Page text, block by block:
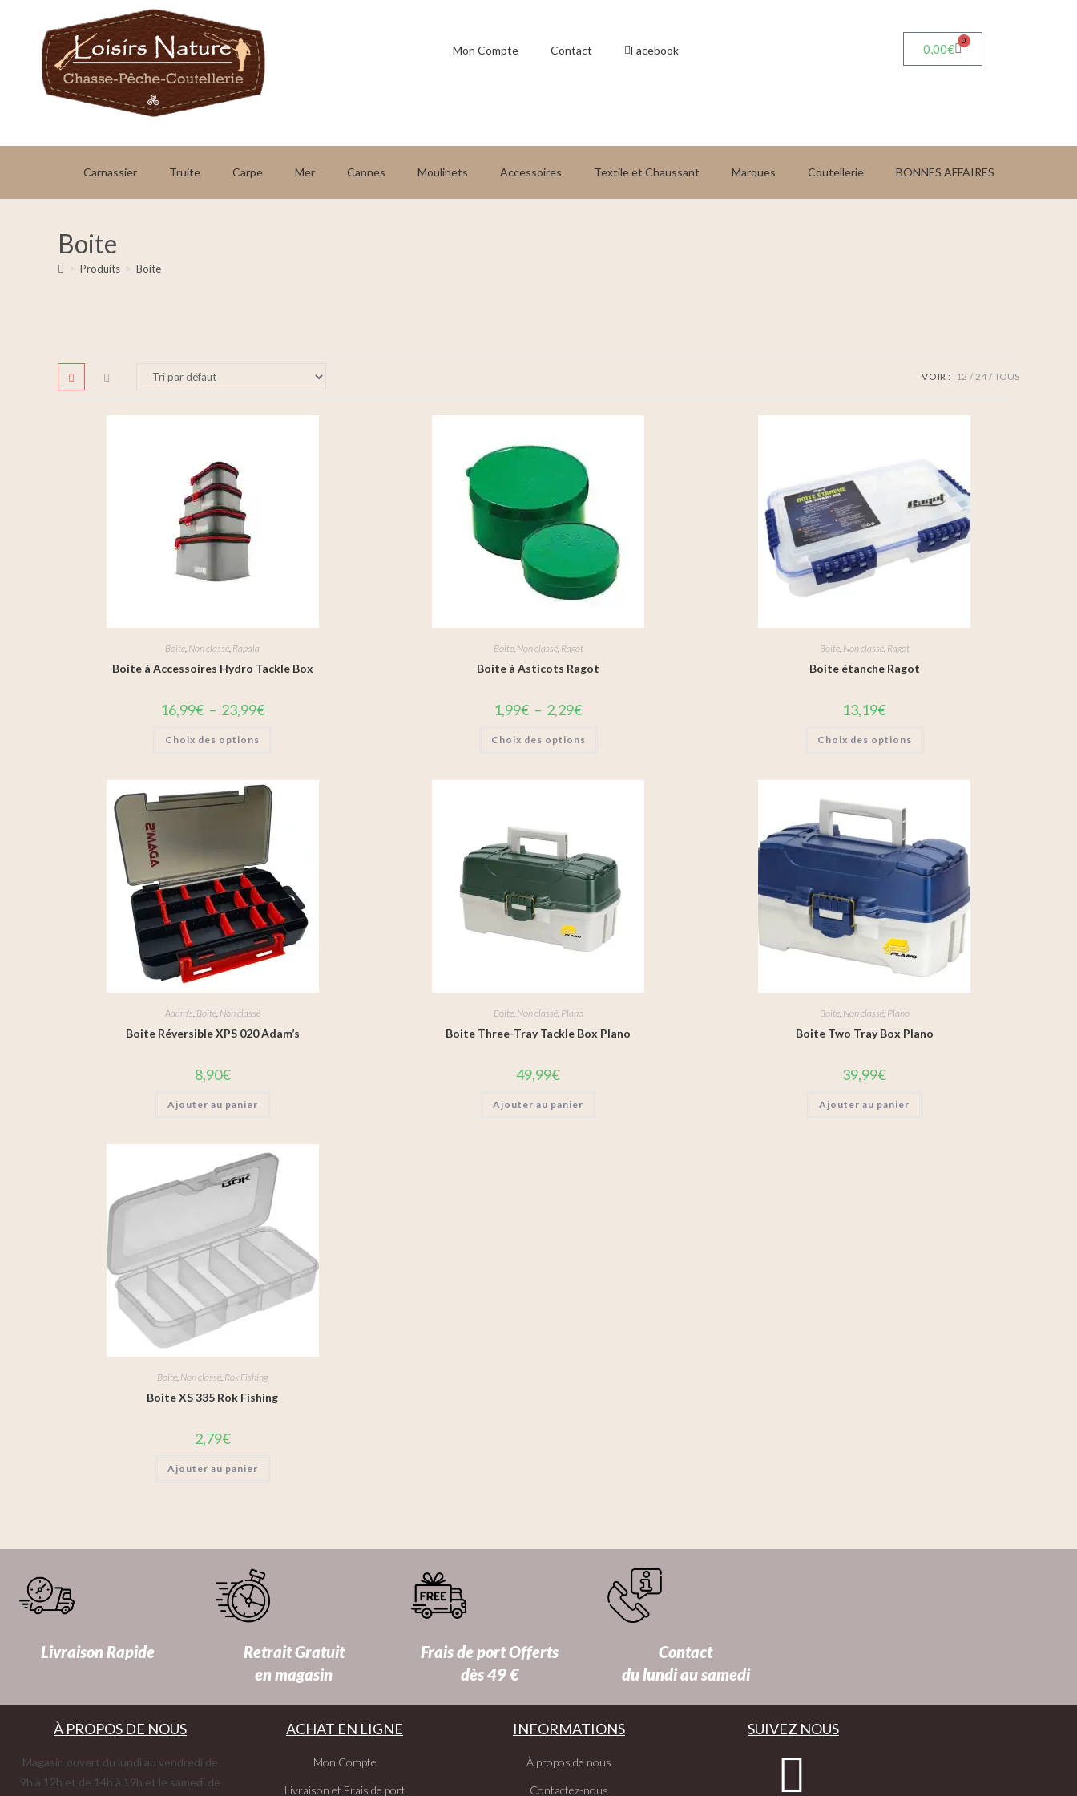
Mon Compte Contact Facebook 0,00€
0
Carnassier Truite Carpe Mer Cannes Moulinets Accessoires Textile et Chaussant Marques Coutellerie BONNES AFFAIRES
Boite
> Produits > Boite
VOIR : 12 24 TOUS
Boite, Non classé, Rapala
Boite à Accessoires Hydro Tackle Box
16,99€ – 23,99€
Choix des options
Boite, Non classé, Ragot
Boite à Asticots Ragot
1,99€ – 2,29€
Choix des options
Boite, Non classé, Ragot
Boite étanche Ragot
13,19€
Choix des options
Adam's Boite, Non classé
Boite Réversible XPS 020 Adam’s
8,90€
Ajouter au panier
Boite, Non classé, Plano
Boite Three-Tray Tackle Box Plano
49,99€
Ajouter au panier
Boite, Non classé, Plano
Boite Two Tray Box Plano
39,99€
Ajouter au panier
Boite, Non classé, Rok Fishing
Boite XS 335 Rok Fishing
2,79€
Ajouter au panier
Livraison Rapide
Retrait Gratuit
en magasin
Frais de port Offerts
dès 49 €
Contact
du lundi au samedi
À PROPOS DE NOUS
Magasin ouvert du lundi au vendredi de
9h à 12h et de 14h à 19h et le samedi de
ACHAT EN LIGNE
Mon Compte
Livraison et Frais de port
INFORMATIONS
À propos de nous
Contactez-nous
SUIVEZ NOUS